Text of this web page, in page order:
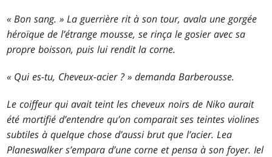
« Bon sang. » La guerrière rit à son tour, avala une gorgée
héroïque de l’étrange mousse, se rinça le gosier avec sa
propre boisson, puis lui rendit la corne.
« Qui es-tu, Cheveux-acier ? » demanda Barberousse.
Le coiffeur qui avait teint les cheveux noirs de Niko aurait
été mortifié d’entendre qu’on comparait ses teintes violines
subtiles à quelque chose d’aussi brut que l’acier. Lea
Planeswalker s’empara d’une corne et pensa à son foyer. Iel